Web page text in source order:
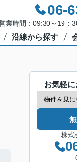
06-
業時間：09:30～19：
沿線から探す
お気軽
株式